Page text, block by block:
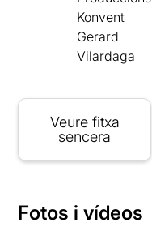
Konvent
Gerard
Vilardaga
Veure fitxa
sencera
Fotos i vídeos